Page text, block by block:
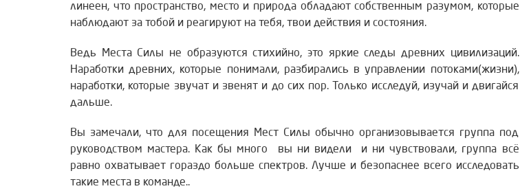
линеен, что пространство, место и природа обладают собственным разумом, которые
наблюдают за тобой и реагируют на тебя, твои действия и состояния.
Ведь Места Силы не образуются стихийно, это яркие следы древних цивилизаций.
Наработки древних, которые понимали, разбирались в управлении потоками(жизни),
наработки, которые звучат и звенят и до сих пор. Только исследуй, изучай и двигайся
дальше.
Вы замечали, что для посещения Мест Силы обычно организовывается группа под
руководством мастера. Как бы много вы ни видели и ни чувствовали, группа всё
равно охватывает гораздо больше спектров. Лучше и безопаснее всего исследовать
такие места в команде..